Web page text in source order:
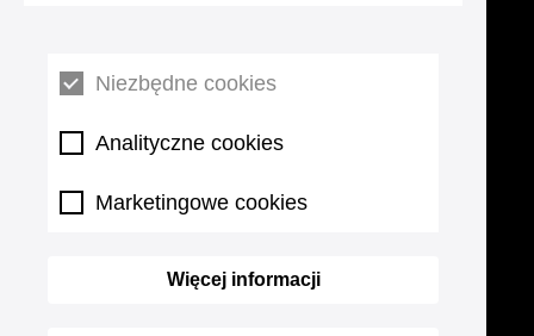
Niezbędne cookies
Analityczne cookies
Marketingowe cookies
Więcej informacji